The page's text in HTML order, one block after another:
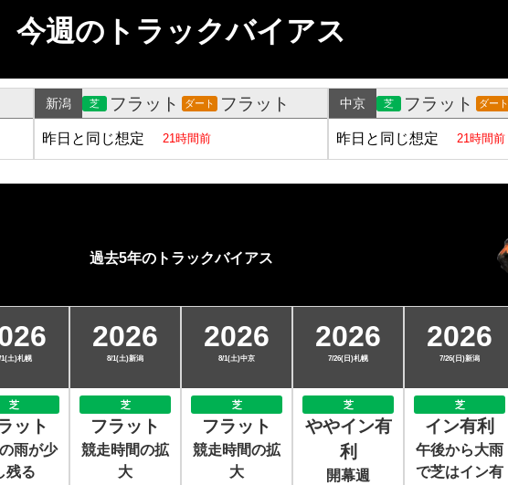
今週のトラックバイアス
新潟 芝 フラット ダート フラット
昨日と同じ想定 21時間前
中京 芝 フラット ダート
昨日と同じ想定 21時間前
過去5年のトラックバイアス
1(土)札幌
芝
ット
雨が少
残る
2026
8/1(土)新潟
芝
フラット
競走時間の拡
大
2026
8/1(土)中京
芝
フラット
競走時間の拡
大
2026
7/26(日)札幌
芝
ややイン有
利
開幕週
2026
7/26(日)新潟
芝
イン有利
午後から大雨
で芝はイン有